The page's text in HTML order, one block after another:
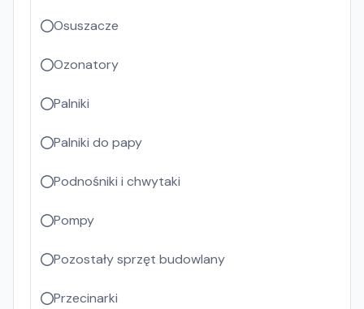
Osuszacze
Ozonatory
Palniki
Palniki do papy
Podnośniki i chwytaki
Pompy
Pozostały sprzęt budowlany
Przecinarki